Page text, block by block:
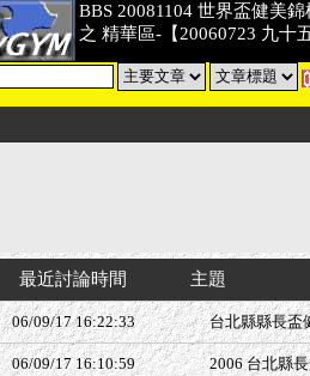
BBS 20081104 世界盃健美
之 精華區-【20060723 九十
最近討論時間 主題
06/09/17 16:22:33 台北縣縣長盃
06/09/17 16:10:59 2006 台北縣